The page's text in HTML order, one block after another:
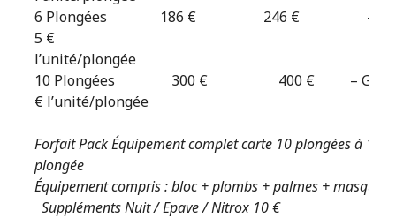
6 Plongées 186 € 246 € –
5 €
l’unité/
10 Plongées 300 € 400 € – Gilet :
€ l’unité/plongée
Forfait Pack Équipement complet carte 10 plongées à 13
plongée
Équipement compris : bloc + plombs + palmes + masque
Suppléments Nuit / Epave / Nitrox 10 €